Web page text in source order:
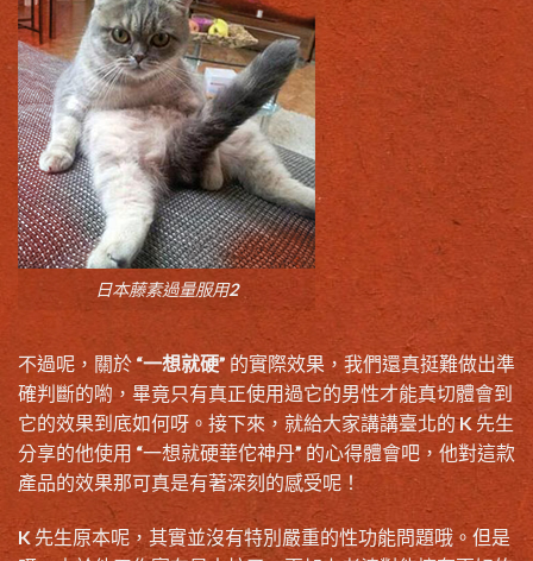
日本藤素過量服用2
不過呢，關於 “一想就硬” 的實際效果，我們還真挺難做出準
確判斷的喲，畢竟只有真正使用過它的男性才能真切體會到
它的效果到底如何呀。接下來，就給大家講講臺北的 K 先生
分享的他使用 “一想就硬華佗神丹” 的心得體會吧，他對這款
產品的效果那可真是有著深刻的感受呢！
K 先生原本呢，其實並沒有特別嚴重的性功能問題哦。但是